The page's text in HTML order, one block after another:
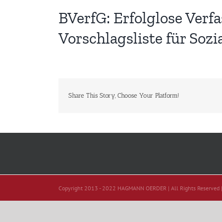
BVerfG: Erfolglose
Vorschlagsliste für
Share This Story, Choose Your Platform!
Copyright 2013 - 2022 HAGMANN OERDER | All Rights Reserved |